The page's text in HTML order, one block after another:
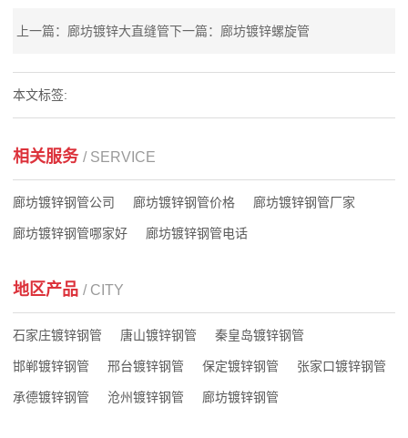
上一篇：廊坊镀锌大直缝管下一篇：廊坊镀锌螺旋管
本文标签:
相关服务 / SERVICE
廊坊镀锌钢管公司 廊坊镀锌钢管价格 廊坊镀锌钢管厂家
廊坊镀锌钢管哪家好 廊坊镀锌钢管电话
地区产品 / CITY
石家庄镀锌钢管 唐山镀锌钢管 秦皇岛镀锌钢管
邯郸镀锌钢管 邢台镀锌钢管 保定镀锌钢管 张家口镀锌钢管
承德镀锌钢管 沧州镀锌钢管 廊坊镀锌钢管